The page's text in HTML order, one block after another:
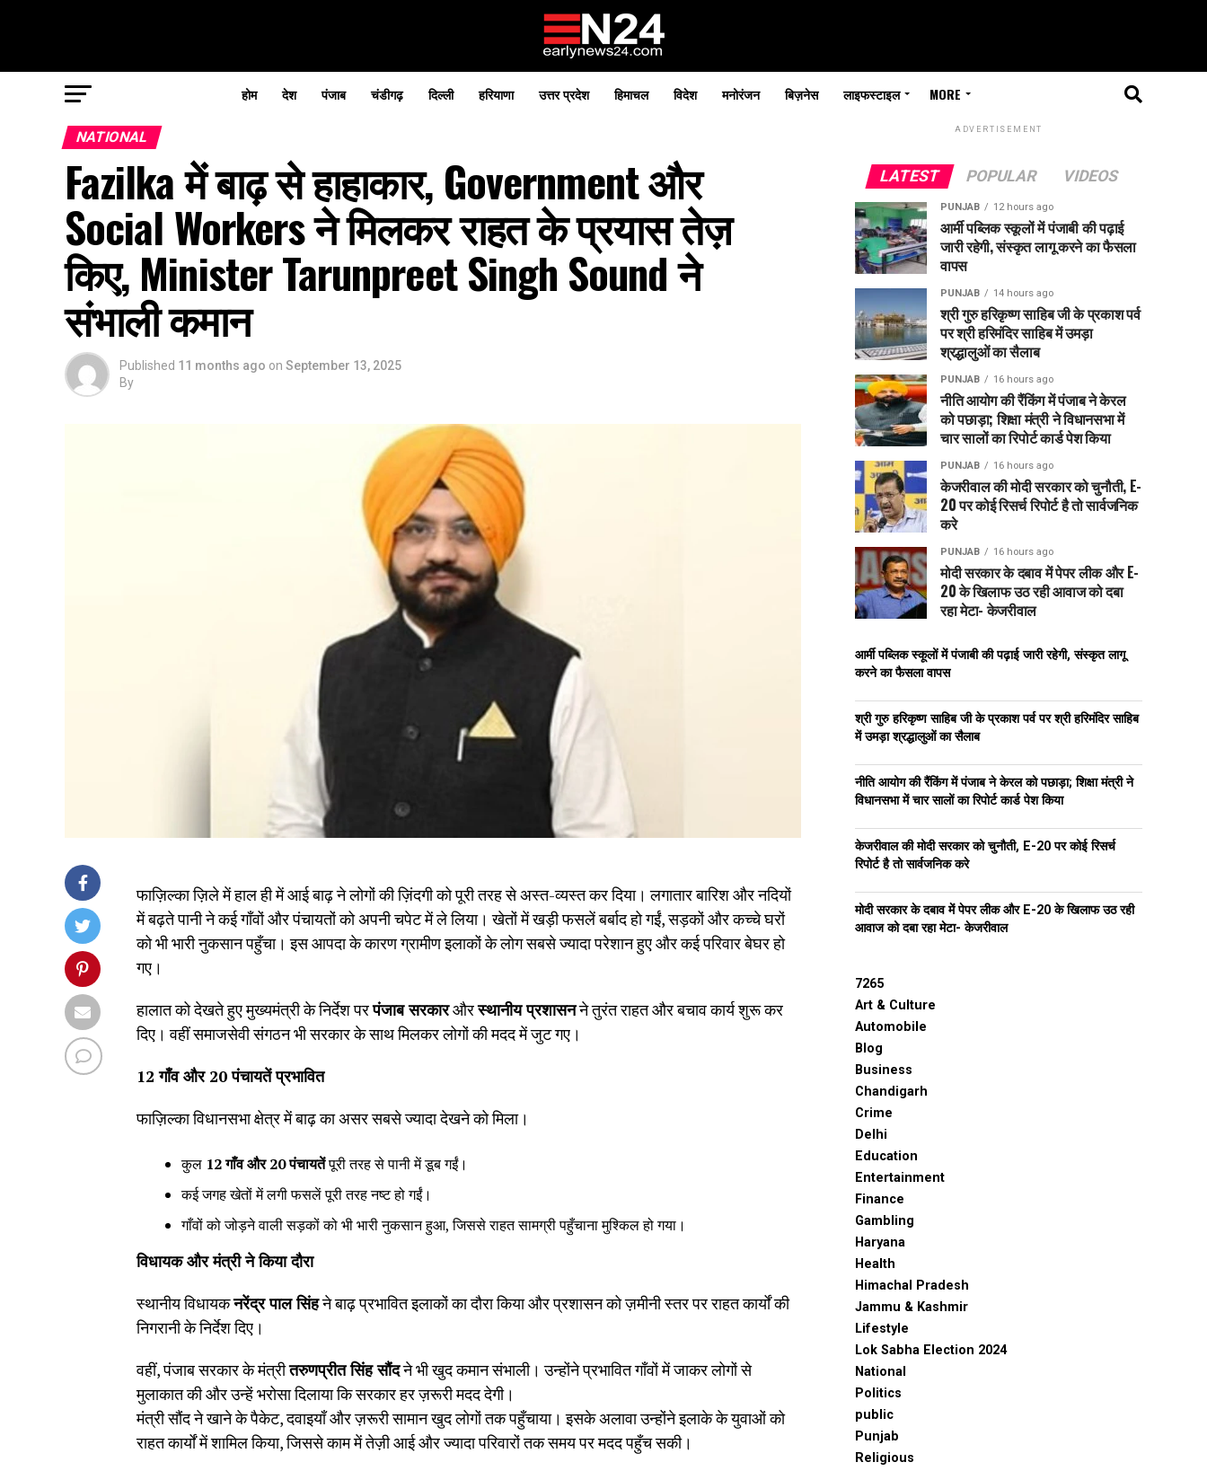
होम देश पंजाब चंडीगढ़ दिल्ली हरियाणा उत्तर प्रदेश हिमाचल विदेश मनोरंजन बिज़नेस लाइफस्टाइल MORE
NATIONAL
Fazilka में बाढ़ से हाहाकार, Government और
Social Workers ने मिलकर राहत के प्रयास तेज़
किए, Minister Tarunpreet Singh Sound ने
संभाली कमान
Published 11 months ago on September 13, 2025
By
फाज़िल्का ज़िले में हाल ही में आई बाढ़ ने लोगों की ज़िंदगी को पूरी तरह से अस्त-व्यस्त कर दिया। लगातार बारिश और नदियों
में बढ़ते पानी ने कई गाँवों और पंचायतों को अपनी चपेट में ले लिया। खेतों में खड़ी फसलें बर्बाद हो गईं, सड़कों और कच्चे घरों
को भी भारी नुकसान पहुँचा। इस आपदा के कारण ग्रामीण इलाकों के लोग सबसे ज्यादा परेशान हुए और कई परिवार बेघर हो
गए।
हालात को देखते हुए मुख्यमंत्री के निर्देश परपंजाब सरकारऔरस्थानीय प्रशासनने तुरंत राहत और बचाव कार्य शुरू कर
दिए। वहीं समाजसेवी संगठन भी सरकार के साथ मिलकर लोगों की मदद में जुट गए।
12गाँव और 20पंचायतें प्रभावित
फाज़िल्का विधानसभा क्षेत्र में बाढ़ का असर सबसे ज्यादा देखने को मिला।
कुल 12गाँव और20पंचायतेंपूरी तरह से पानी में डूब गईं।
कई जगह खेतों में लगी फसलें पूरी तरह नष्ट हो गईं।
गाँवों को जोड़ने वाली सड़कों को भी भारी नुकसान हुआ, जिससे राहत सामग्री पहुँचाना मुश्किल हो गया।
विधायक और मंत्री ने किया दौरा
स्थानीय विधायकनरेंद्र पाल सिंहने बाढ़ प्रभावित इलाकों का दौरा किया और प्रशासन को ज़मीनी स्तर पर राहत कार्यों की
निगरानी के निर्देश दिए।
वहीं, पंजाब सरकार के मंत्रीतरुणप्रीत सिंह सौंदने भी खुद कमान संभाली। उन्होंने प्रभावित गाँवों में जाकर लोगों से
मुलाकात की और उन्हें भरोसा दिलाया कि सरकार हर ज़रूरी मदद देगी।
मंत्री सौंद ने खाने के पैकेट, दवाइयाँ और ज़रूरी सामान खुद लोगों तक पहुँचाया। इसके अलावा उन्होंने इलाके के युवाओं को
राहत कार्यों में शामिल किया, जिससे काम में तेज़ी आई और ज्यादा परिवारों तक समय पर मदद पहुँच सकी।
ADVERTISEMENT
LATEST POPULAR VIDEOS
PUNJAB 12 hours ago
आर्मी पब्लिक स्कूलों में पंजाबी की पढ़ाई
जारी रहेगी, संस्कृत लागू करने का फैसला
वापस
PUNJAB 14 hours ago
श्री गुरु हरिकृष्ण साहिब जी के प्रकाश पर्व
पर श्री हरिमंदिर साहिब में उमड़ा
श्रद्धालुओं का सैलाब
PUNJAB 16 hours ago
नीति आयोग की रैंकिंग में पंजाब ने केरल
को पछाड़ा; शिक्षा मंत्री ने विधानसभा में
चार सालों का रिपोर्ट कार्ड पेश किया
PUNJAB 16 hours ago
केजरीवाल की मोदी सरकार को चुनौती, E-
20 पर कोई रिसर्च रिपोर्ट है तो सार्वजनिक
करे
PUNJAB 16 hours ago
मोदी सरकार के दबाव में पेपर लीक और E-
20 के खिलाफ उठ रही आवाज को दबा
रहा मेटा- केजरीवाल
आर्मी पब्लिक स्कूलों में पंजाबी की पढ़ाई जारी रहेगी, संस्कृत लागू
करने का फैसला वापस
श्री गुरु हरिकृष्ण साहिब जी के प्रकाश पर्व पर श्री हरिमंदिर साहिब
में उमड़ा श्रद्धालुओं का सैलाब
नीति आयोग की रैंकिंग में पंजाब ने केरल को पछाड़ा; शिक्षा मंत्री ने
विधानसभा में चार सालों का रिपोर्ट कार्ड पेश किया
केजरीवाल की मोदी सरकार को चुनौती, E-20 पर कोई रिसर्च
रिपोर्ट है तो सार्वजनिक करे
मोदी सरकार के दबाव में पेपर लीक और E-20 के खिलाफ उठ रही
आवाज को दबा रहा मेटा- केजरीवाल
7265
Art & Culture
Automobile
Blog
Business
Chandigarh
Crime
Delhi
Education
Entertainment
Finance
Gambling
Haryana
Health
Himachal Pradesh
Jammu & Kashmir
Lifestyle
Lok Sabha Election 2024
National
Politics
public
Punjab
Religious